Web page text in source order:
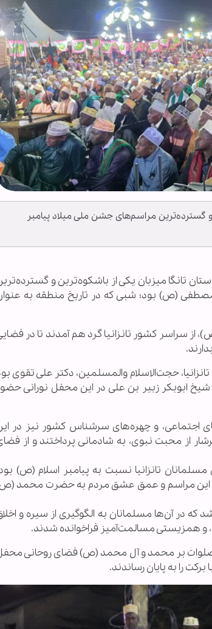
و گسترده‌ترین مراسم‌های جشن ملی میلاد پیامبر
تانگا میزبان یکی از باشکوه‌ترین و
(ص) بود؛ شبی که در تاریخ منطقه به
از سراسر کشور تانزانیا گرد هم آمدند تا در
حجت‌الاسلام والمسلمین، دکتر علی تقوی
ابوبکر زبیر بن علی در این محفل نورانی
اجتماعی، و چهره‌های سرشناس کشور نیز در
از محبت نبوی، به شادمانی پرداختند و از
تانزانیا نسبت به پیامبر اسلام (ص)
این مراسم و عمق عشق مردم به حضرت محمد
در آن‌ها مسلمانان به الگوگیری از سیره و
و همزیستی مسالمت‌آمیز فراخوانده شدند.
صلوات بر محمد و آل محمد (ص) فضای روحانی
را به پایان رساندند.